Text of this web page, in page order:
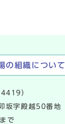
の組織について
）
坂字殿越50番地
で